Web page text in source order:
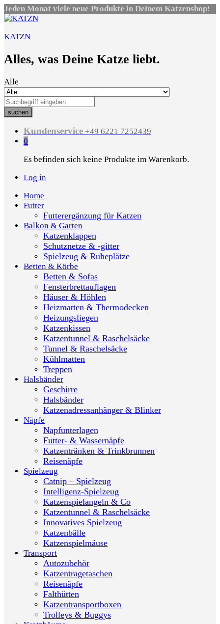
Jeden Monat viele neue Produkte in Deinem Katzenshop!
KATZN
Alles, was Deine Katze liebt.
Alle
suchen
Kundenservice +49 6221 7252439
0
Es befinden sich keine Produkte im Warenkorb.
Log in
Home
Futter
Futterergänzung für Katzen
Balkon & Garten
Katzenklappen
Schutznetze & -gitter
Spielzeug & Ruheplätze
Betten & Körbe
Betten & Sofas
Fensterbrettauflagen
Häuser & Höhlen
Heizmatten & Thermodecken
Heizungsliegen
Katzenkissen
Katzentunnel & Raschelsäcke
Tunnel & Raschelsäcke
Kühlmatten
Treppen
Halsbänder
Geschirre
Halsbänder
Katzenadressanhänger & Blinker
Näpfe
Napfunterlagen
Futter- & Wassernäpfe
Katzentränken & Trinkbrunnen
Reisenäpfe
Spielzeug
Catnip – Spielzeug
Intelligenz-Spielzeug
Katzenspielangeln & Co
Katzentunnel & Raschelsäcke
Innovatives Spielzeug
Katzenbälle
Katzenspielmäuse
Transport
Autozubehör
Katzentragetaschen
Reisenäpfe
Falthütten
Katzentransportboxen
Trolleys & Buggys